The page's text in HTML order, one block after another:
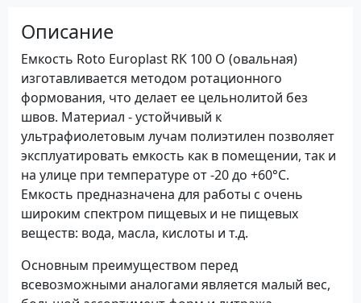
Описание
Емкость Roto Europlast RК 100 О (овальная)
изготавливается методом ротационного
формования, что делает ее цельнолитой без
швов. Материал - устойчивый к
ультрафиолетовым лучам полиэтилен позволяет
эксплуатировать емкость как в помещении, так и
на улице при температуре от -20 до +60°С.
Емкость предназначена для работы с очень
широким спектром пищевых и не пищевых
веществ: вода, масла, кислоты и т.д.
Основным преимуществом перед
всевозможными аналогами является малый вес,